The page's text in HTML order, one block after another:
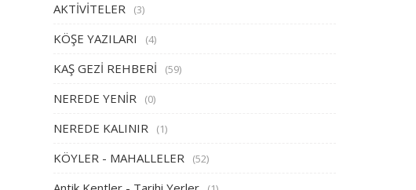
AKTİVİTELER (3)
KÖŞE YAZILARI (4)
KAŞ GEZİ REHBERİ (59)
NEREDE YENİR (0)
NEREDE KALINIR (1)
KÖYLER - MAHALLELER (52)